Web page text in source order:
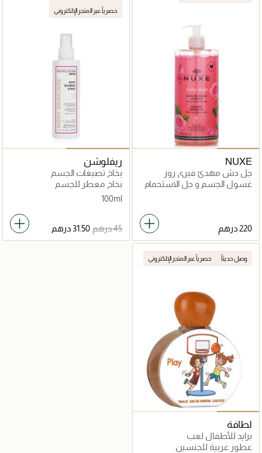
NUXE
جل دش مهدئ فيري روز
غسول الجسم و جل الاستحمام
حصرياً عبر المتجر الإلكتروني
ريفلوشن
بخاخ تصبغات الجسم
بخاخ معطر للجسم
100ml
وصل حديثاً حصرياً عبر المتجر الإلكتروني
لطافة
برايد للأطفال لعب
عطور عربية للجنسين